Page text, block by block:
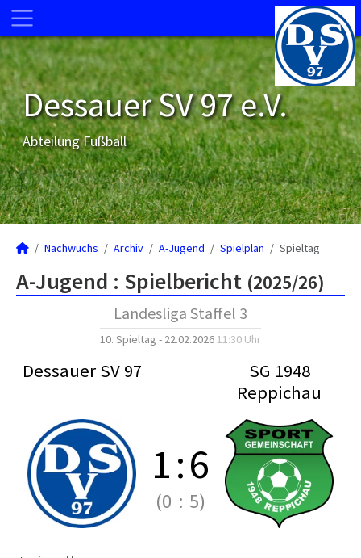
Dessauer SV 97 e.V.
Abteilung Fußball
Nachwuchs Archiv A-Jugend Spielplan Spieltag
A-Jugend : Spielbericht (2025/26)
Landesliga Staffel 3
10. Spieltag - 22.02.2026 11:30 Uhr
Dessauer SV 97
SG 1948
Reppichau
1:6
(0 : 5)